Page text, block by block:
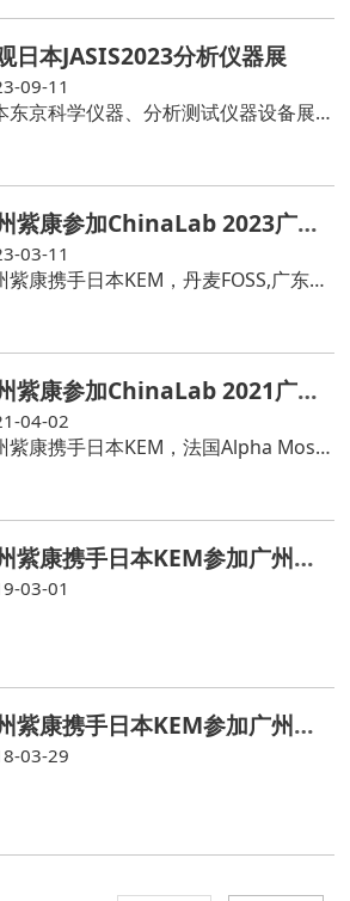
日本JASIS2023分析仪器展
09-11
日本东京科学仪器、分析测试仪器设备展览会(JASIS)由日本分析仪器工业会(JAIMA)、日本科学仪器协会(JSIA)共同举办。JASIS2023于9月6-8日在东京幕张国际会展中心举行，全球知名的分析仪器厂商都有参加。
广州紫康参加ChinaLab 2023广州国际分析仪器展
03-11
广州紫康携手日本KEM，丹麦FOSS,广东星创众谱参加ChinaLab 2023广州国际分析仪器展
广州紫康参加ChinaLab 2021广州国际分析仪器展
04-02
广州紫康携手日本KEM，法国Alpha Mos参加ChinaLab 2021广州国际分析仪器展
广州紫康携手日本KEM参加广州国际分析仪器展（ChinaLab 2019)
03-01
广州紫康携手日本KEM参加广州国际分析仪器展（ChinaLab 2018)
03-29